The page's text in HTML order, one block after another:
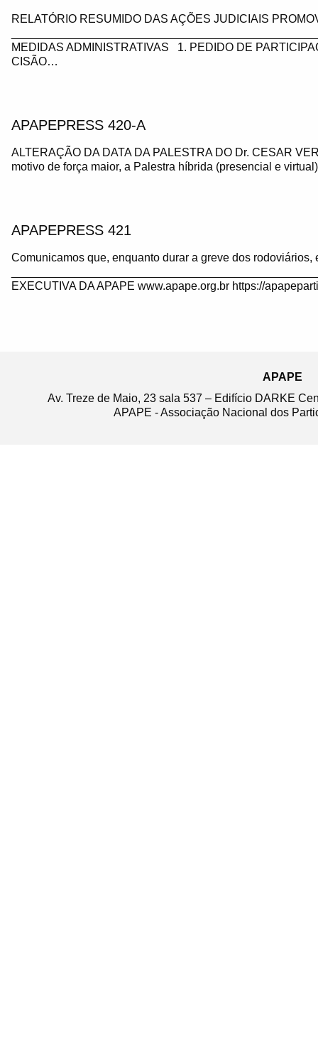
RELATÓRIO RESUMIDO DAS AÇÕES JUDICIAIS
MEDIDAS ADMINISTRATIVAS 1. PEDIDO DE
CISÃO…
APAPEPRESS 420-A
ALTERAÇÃO DA DATA DA PALESTRA DO Dr. CESAR
motivo de força maior, a Palestra híbrida (presencial e
APAPEPRESS 421
Comunicamos que, enquanto durar a greve dos
EXECUTIVA DA APAPE www.apape.org.br https://
APAPE
Av. Treze de Maio, 23 sala 537 – Edifício DARKE
APAPE - Associação Nacional dos